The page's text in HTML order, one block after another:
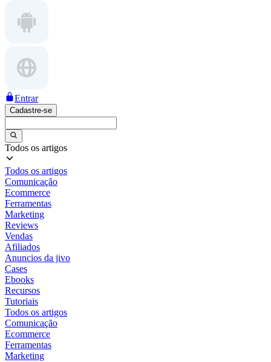
Entrar
Cadastre-se
Todos os artigos
Todos os artigos
Comunicação
Ecommerce
Ferramentas
Marketing
Reviews
Vendas
Afiliados
Anuncios da jivo
Cases
Ebooks
Recursos
Tutoriais
Todos os artigos
Comunicação
Ecommerce
Ferramentas
Marketing